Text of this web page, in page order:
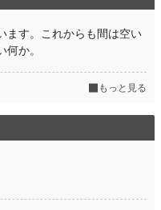
ます。これからも間は空い
か。
もっと見る